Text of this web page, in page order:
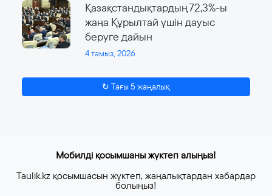
Қазақстандықтардың 72,3%-ы
жаңа Құрылтай үшін дауыс
беруге дайын
4 тамыз, 2026
↻ Тағы 5 жаңалық
Мобилді қосымшаны жүктеп алыңыз!
Taulik.kz қосымшасын жүктеп, жаңалықтардан хабардар
болыңыз!